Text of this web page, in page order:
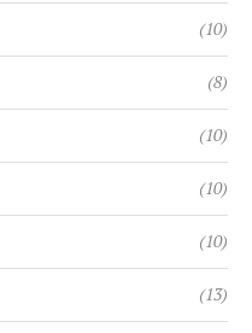
(10)
(8)
(10)
(10)
(10)
(13)